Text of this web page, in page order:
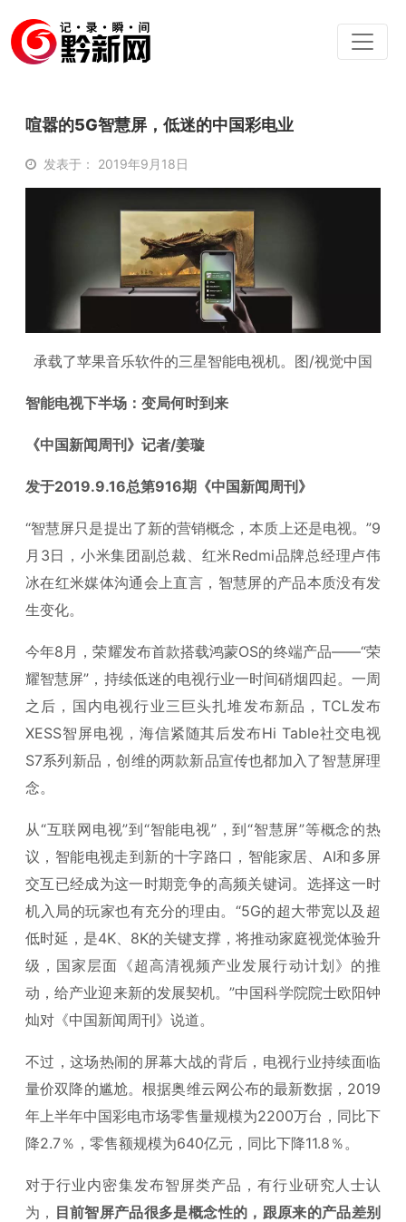
喧嚣的5G智慧屏，低迷的中国彩电业
发表于： 2019年9月18日
承载了苹果音乐软件的三星智能电视机。图/视觉中国
智能电视下半场：变局何时到来
《中国新闻周刊》记者/姜璇
发于2019.9.16总第916期《中国新闻周刊》
“智慧屏只是提出了新的营销概念，本质上还是电视。”9
月3日，小米集团副总裁、红米Redmi品牌总经理卢伟
冰在红米媒体沟通会上直言，智慧屏的产品本质没有发
生变化。
今年8月，荣耀发布首款搭载鸿蒙OS的终端产品——“荣
耀智慧屏”，持续低迷的电视行业一时间硝烟四起。一周
之后，国内电视行业三巨头扎堆发布新品，TCL发布
XESS智屏电视，海信紧随其后发布Hi Table社交电视
S7系列新品，创维的两款新品宣传也都加入了智慧屏理
念。
从“互联网电视”到“智能电视”，到“智慧屏”等概念的热
议，智能电视走到新的十字路口，智能家居、AI和多屏
交互已经成为这一时期竞争的高频关键词。选择这一时
机入局的玩家也有充分的理由。“5G的超大带宽以及超
低时延，是4K、8K的关键支撑，将推动家庭视觉体验升
级，国家层面《超高清视频产业发展行动计划》的推
动，给产业迎来新的发展契机。”中国科学院院士欧阳钟
灿对《中国新闻周刊》说道。
不过，这场热闹的屏幕大战的背后，电视行业持续面临
量价双降的尴尬。根据奥维云网公布的最新数据，2019
年上半年中国彩电市场零售量规模为2200万台，同比下
降2.7％，零售额规模为640亿元，同比下降11.8％。
对于行业内密集发布智屏类产品，有行业研究人士认
为， 目前智屏产品很多是概念性的，跟原来的产品差别